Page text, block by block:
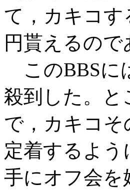
て，カキコす
円貰えるので
このBBSに
殺到した。と
で，カキコ
定着するよ
手にオフ会を